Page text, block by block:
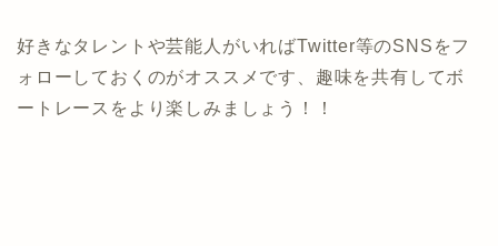
好きなタレントや芸能人がいればTwitter等のSNSをフ
ォローしておくのがオススメです、趣味を共有してボ
ートレースをより楽しみましょう！！